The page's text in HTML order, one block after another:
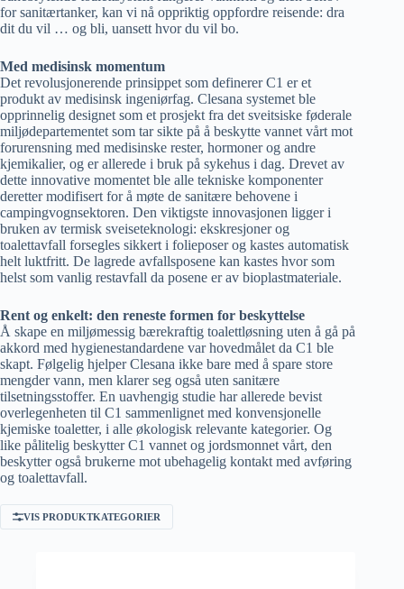
for sanitærtanker, kan vi nå oppriktig oppfordre reisende: dra
dit du vil … og bli, uansett hvor du vil bo.
Med medisinsk momentum
Det revolusjonerende prinsippet som definerer C1 er et
produkt av medisinsk ingeniørfag. Clesana systemet ble
opprinnelig designet som et prosjekt fra det sveitsiske føderale
miljødepartementet som tar sikte på å beskytte vannet vårt mot
forurensning med medisinske rester, hormoner og andre
kjemikalier, og er allerede i bruk på sykehus i dag. Drevet av
dette innovative momentet ble alle tekniske komponenter
deretter modifisert for å møte de sanitære behovene i
campingvognsektoren. Den viktigste innovasjonen ligger i
bruken av termisk sveiseteknologi: ekskresjoner og
toalettavfall forsegles sikkert i folieposer og kastes automatisk
helt luktfritt. De lagrede avfallsposene kan kastes hvor som
helst som vanlig restavfall da posene er av bioplastmateriale.
Rent og enkelt: den reneste formen for beskyttelse
Å skape en miljømessig bærekraftig toalettløsning uten å gå på
akkord med hygienestandardene var hovedmålet da C1 ble
skapt. Følgelig hjelper Clesana ikke bare med å spare store
mengder vann, men klarer seg også uten sanitære
tilsetningsstoffer. En uavhengig studie har allerede bevist
overlegenheten til C1 sammenlignet med konvensjonelle
kjemiske toaletter, i alle økologisk relevante kategorier. Og
like pålitelig beskytter C1 vannet og jordsmonnet vårt, den
beskytter også brukerne mot ubehagelig kontakt med avføring
og toalettavfall.
VIS PRODUKTKATEGORIER